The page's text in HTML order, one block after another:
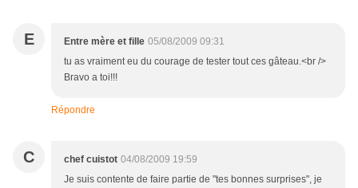
E Entre mère et fille 05/08/2009 09:31
tu as vraiment eu du courage de tester tout ces gâteau.<br />
Bravo a toi!!!
Répondre
C chef cuistot 04/08/2009 19:59
Je suis contente de faire partie de "tes bonnes surprises", je